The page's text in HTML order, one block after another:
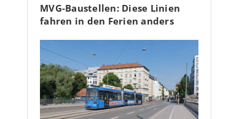
MVG-Baustellen: Diese Linien
fahren in den Ferien anders